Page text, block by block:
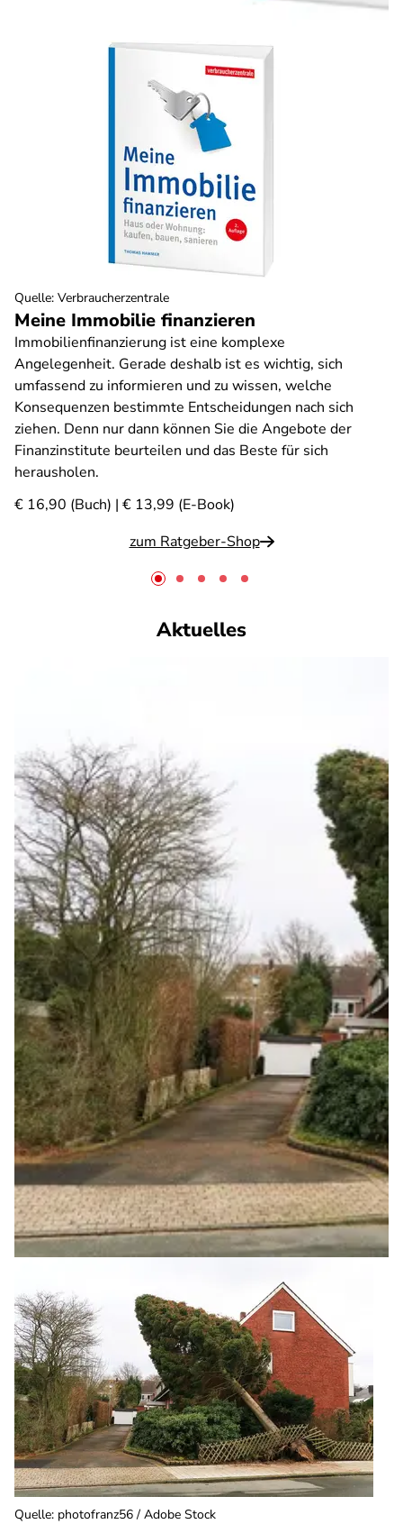
Meine Immobilie finanzieren
Immobilienfinanzierung ist eine komplexe
Angelegenheit. Gerade deshalb ist es wichtig, sich
umfassend zu informieren und zu wissen, welche
Konsequenzen bestimmte Entscheidungen nach sich
ziehen. Denn nur dann können Sie die Angebote der
Finanzinstitute beurteilen und das Beste für sich
herausholen.
€ 16,90 (Buch) | € 13,99 (E-Book)
zum Ratgeber-Shop
Quelle: Verbraucherzentrale
Aktuelles
Quelle: photofranz56 / Adobe Stock